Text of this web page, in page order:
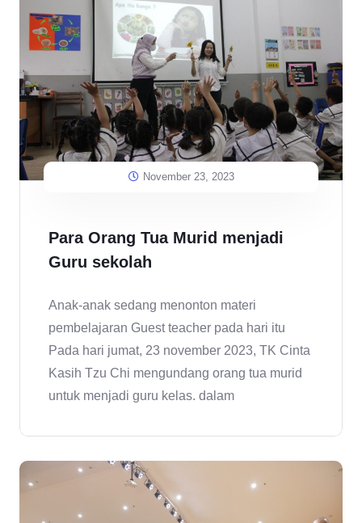
November 23, 2023
Para Orang Tua Murid menjadi
Guru sekolah
Anak-anak sedang menonton materi
pembelajaran Guest teacher pada hari itu
Pada hari jumat, 23 november 2023, TK Cinta
Kasih Tzu Chi mengundang orang tua murid
untuk menjadi guru kelas. dalam